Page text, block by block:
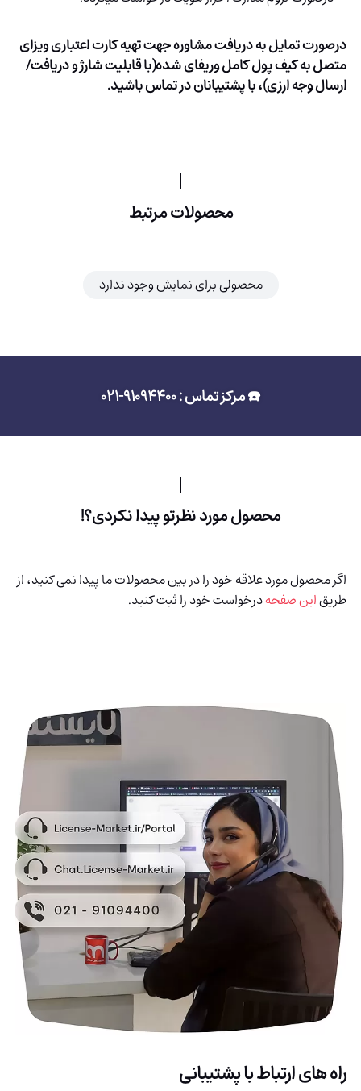
درصورت تمایل به دریافت مشاوره جهت تهیه کارت اعتباری ویزای
متصل به کیف پول کامل وریفای شده(با قابلیت شارژ و دریافت/
ارسال وجه ارزی)، با پشتیبانان در تماس باشید.
محصولات مرتبط
محصولی برای نمایش وجود ندارد
☎️ مرکز تماس : 91094400-021
محصول مورد نظرتو پیدا نکردی؟!
اگر محصول مورد علاقه خود را در بین محصولات ما پیدا نمی کنید، از
طریقاین صفحهدرخواست خود را ثبت کنید.
راه های ارتباط با پشتیبانی